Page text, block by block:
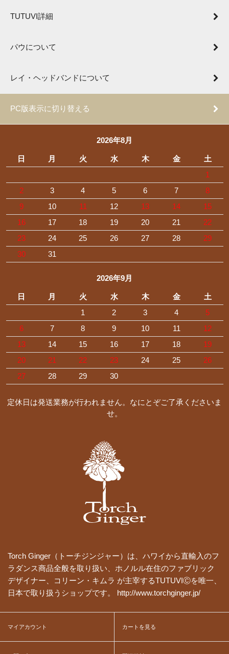
TUTUVI詳細
パウについて
レイ・ヘッドバンドについて
PC版表示に切り替える
2026年8月
日 月 火 水 木 金
土
1
2
3 4 5 6 7
8
9
10 11 12 13 14
15
16
17 18 19 20 21
22
23
24 25 26 27 28
29
30
31
2026年9月
日 月 火 水 木 金
土
1
2 3 4
5
6
7 8 9 10 11
12
13
14 15 16 17 18
19
20
21 22 23 24 25
26
27
28 29 30
定休日は発送業務が行われません。なにとぞご了承くださいま
せ。
Torch Ginger（トーチジンジャー）は、ハワイから直輸入のフ
ラダンス商品全般を取り扱い、ホノルル在住のファブリック
デザイナー、コリーン・キムラ が主宰するTUTUVIⒸを唯一、
日本で取り扱うショップです。 http://www.torchginger.jp/
マイアカウント カートを見る